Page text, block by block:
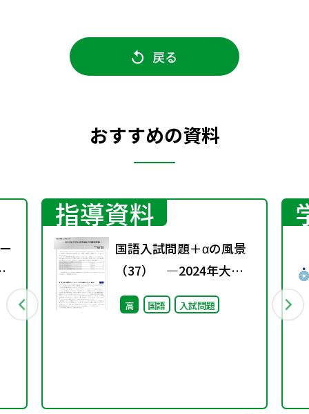
戻る
おすすめの資料
指導資料
国語入試問題＋αの風景
（37） ―2024年大学
入試共通テスト国語問題
高 国語 入試問題